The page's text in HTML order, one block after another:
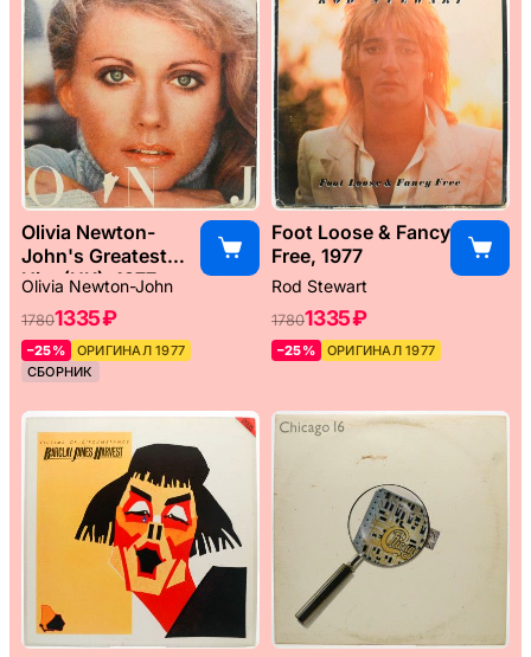
Olivia Newton-
John's Greatest
Hits (UK), 1977
Olivia Newton-John
17801335 ₽
–25%
ОРИГИНАЛ 1977
СБОРНИК
Foot Loose & Fancy
Free, 1977
Rod Stewart
17801335 ₽
–25% ОРИГИНАЛ 1977